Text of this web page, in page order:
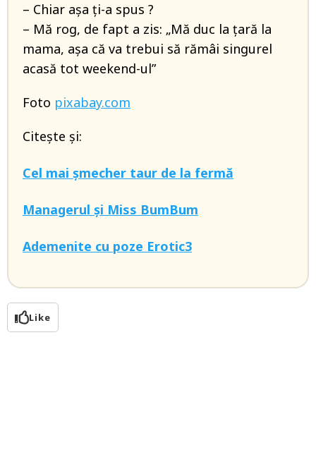
– Chiar așa ți-a spus ?
– Mă rog, de fapt a zis: „Mă duc la țară la
mama, așa că va trebui să rămâi singurel
acasă tot weekend-ul”
Foto pixabay.com
Citește și:
Cel mai șmecher taur de la fermă
Managerul și Miss BumBum
Ademenite cu poze Erotic3
Like